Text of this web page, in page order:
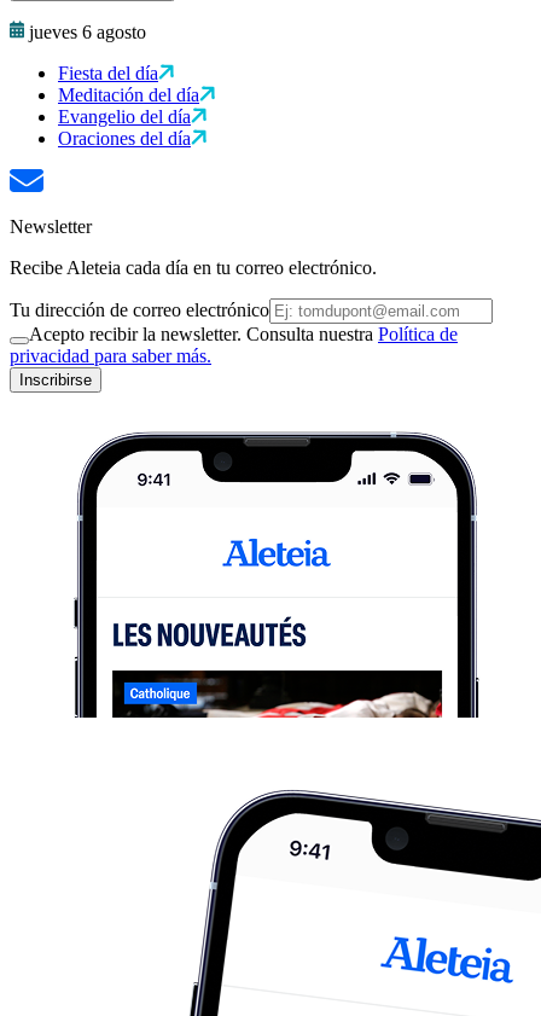
jueves 6 agosto
Fiesta del día
Meditación del día
Evangelio del día
Oraciones del día
Newsletter
Recibe Aleteia cada día en tu correo electrónico.
Tu dirección de correo electrónico
Acepto recibir la newsletter. Consulta nuestra Política de
privacidad para saber más.
Inscribirse